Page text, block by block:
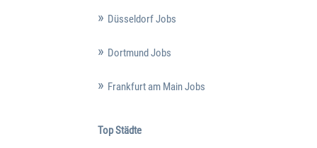
Düsseldorf Jobs
Dortmund Jobs
Frankfurt am Main Jobs
Top Städte